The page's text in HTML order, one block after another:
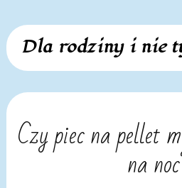
Skip
content
Dla rodziny i nie
Czy piec na pellet
na